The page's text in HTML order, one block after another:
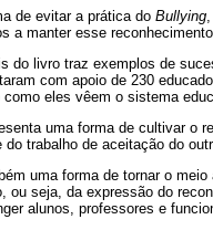
de evitar a prática do Bullying
a manter esse
do livro traz exemplos de
com apoio de 230
como eles vêem o sistema
uma forma de cultivar o
do trabalho de aceitação do
uma forma de tornar o
ou seja, da expressão do
alunos, professores e